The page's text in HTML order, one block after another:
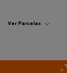
Ver Parcelas
+